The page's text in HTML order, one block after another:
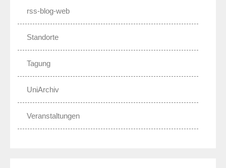
rss-blog-web
Standorte
Tagung
UniArchiv
Veranstaltungen